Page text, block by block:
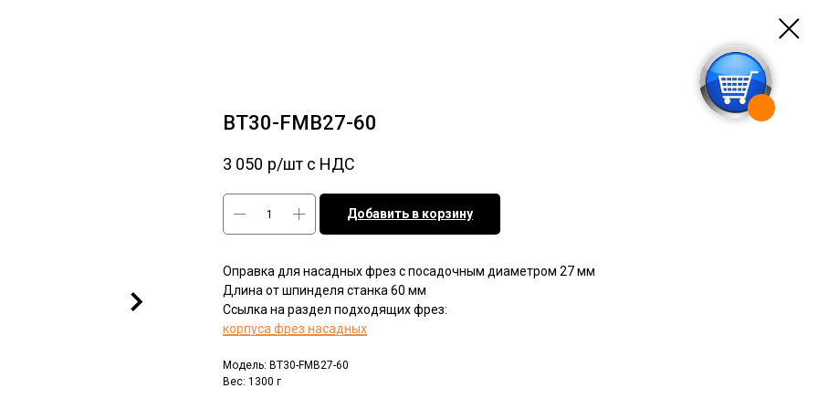
BT30-FMB27-60
3 050 р/шт c НДС
Добавить в корзину
Оправка для насадных фрез с посадочным диаметром 27 мм
Длина от шпинделя станка 60 мм
Ссылка на раздел подходящих фрез:
корпуса фрез насадных
Модель: BT30-FMB27-60
Вес: 1300 г